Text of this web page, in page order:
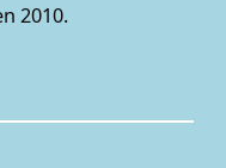
2010.